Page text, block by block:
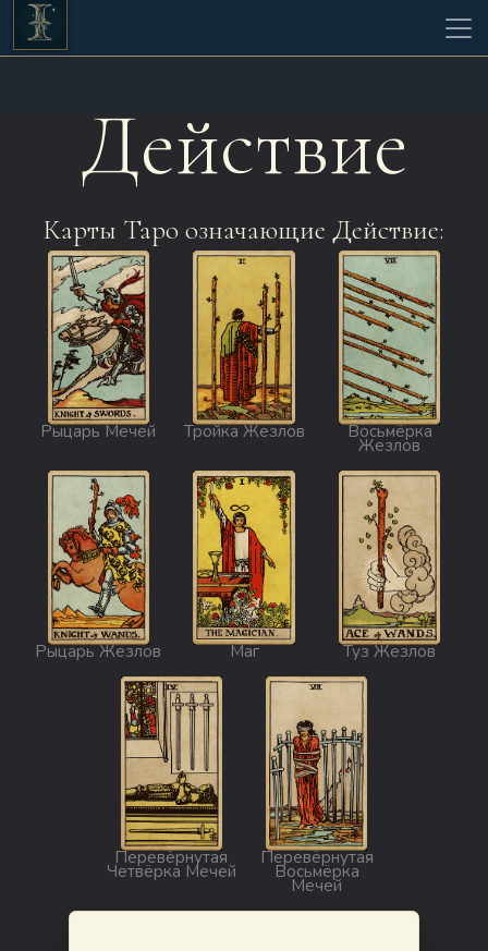
Действие
Карты Таро означающие Действие:
Рыцарь Мечей Тройка Жезлов Восьмёрка
Жезлов
Рыцарь Жезлов Маг Туз Жезлов
Перевёрнутая
Четвёрка Мечей
Перевёрнутая
Восьмёрка
Мечей